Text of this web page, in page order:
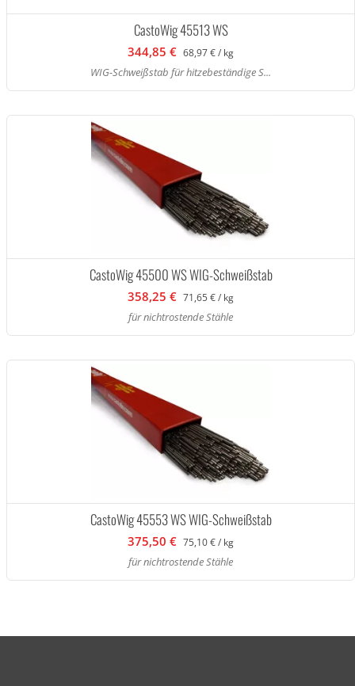
CastoWig 45513 WS
344,85 € 68,97 € / kg
WIG-Schweißstab für hitzebeständige S...
CastoWig 45500 WS WIG-Schweißstab
358,25 € 71,65 € / kg
für nichtrostende Stähle
CastoWig 45553 WS WIG-Schweißstab
375,50 € 75,10 € / kg
für nichtrostende Stähle